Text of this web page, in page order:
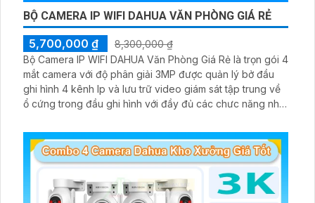
BỘ CAMERA IP WIFI DAHUA VĂN PHÒNG GIÁ RẺ
5,700,000 ₫
8,300,000 ₫
Bộ Camera IP WIFI DAHUA Văn Phòng Giá Rẻ là trọn gói 4
mắt camera với độ phân giải 3MP được quản lý bở đầu
ghi hình 4 kênh Ip và lưu trữ video giám sát tập trung về
ổ cứng trong đầu ghi hình với đầy đủ các chưc năng như
giám sát có màu vào ban đêm